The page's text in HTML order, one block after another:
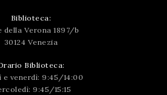
Biblioteca:
della Verona 1897/b
30124 Venezia
Biblioteca:
e venerdì: 9:45/14:00
9:45/15:15